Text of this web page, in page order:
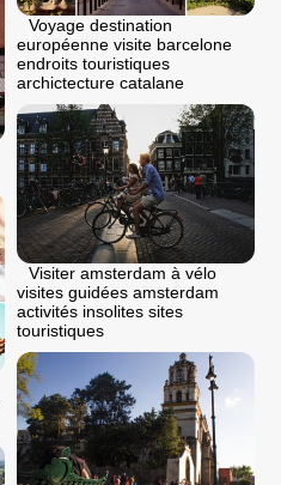
Voyage destination
européenne visite barcelone
endroits touristiques
archictecture catalane
Visiter amsterdam à vélo
visites guidées amsterdam
activités insolites sites
touristiques